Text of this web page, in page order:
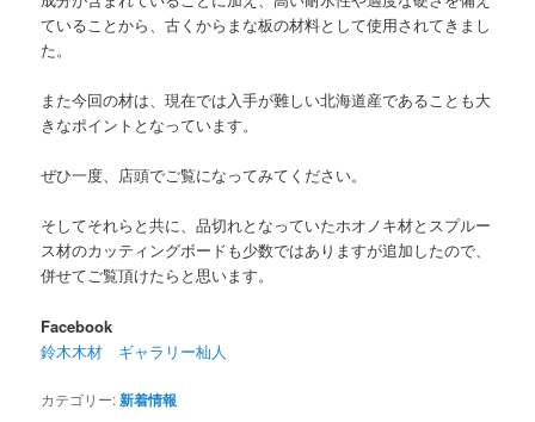
ていることから、古くからまな板の材料として使用されてきまし
た。
また今回の材は、現在では入手が難しい北海道産であることも大
きなポイントとなっています。
ぜひ一度、店頭でご覧になってみてください。
そしてそれらと共に、品切れとなっていたホオノキ材とスプルー
ス材のカッティングボードも少数ではありますが追加したので、
併せてご覧頂けたらと思います。
Facebook
鈴木木材 ギャラリー杣人
カテゴリー:新着情報